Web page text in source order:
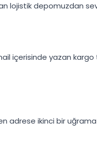
lojistik depomuzdan
içerisinde yazan
adrese ikinci bir